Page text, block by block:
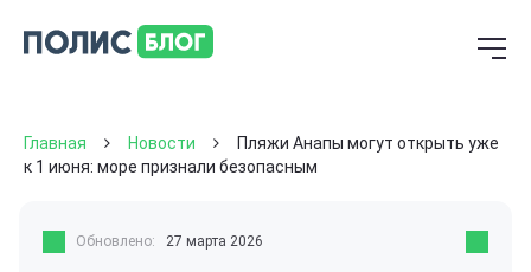
Главная Новости
Пляжи Анапы могут открыть уже
к 1 июня: море признали безопасным
Обновлено: 27 марта 2026